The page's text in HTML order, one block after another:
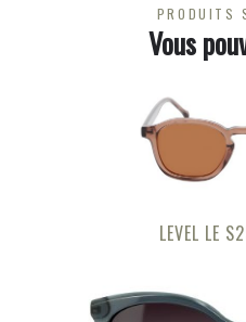
PRODUITS
Vous
LEVEL LE